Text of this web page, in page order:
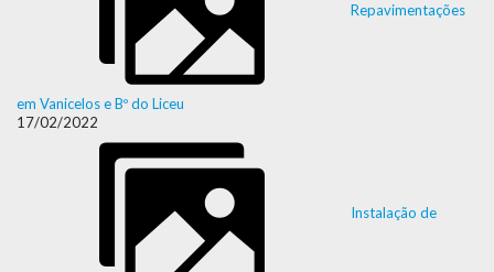
Repavimentações
em Vanicelos e Bº do Liceu
17/02/2022
Instalação de